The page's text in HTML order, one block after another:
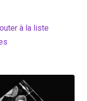
à la liste